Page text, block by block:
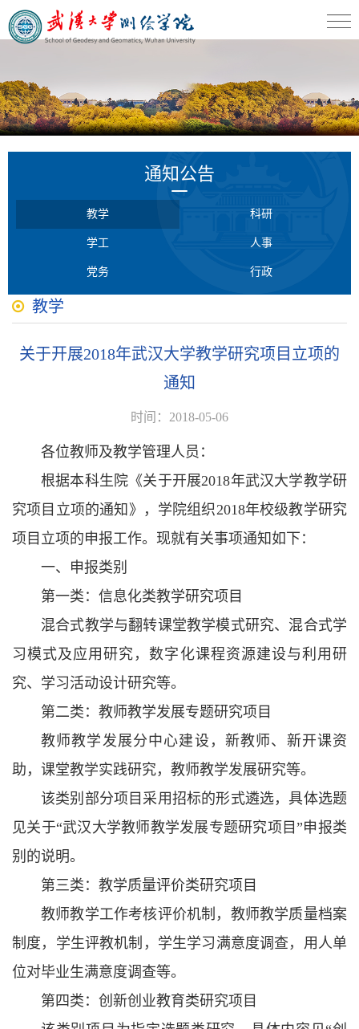
通知公告
教学 科研
学工 人事
党务 行政
教学
关于开展2018年武汉大学教学研究项目立项的
通知
时间：2018-05-06
各位教师及教学管理人员：
根据本科生院《关于开展2018年武汉大学教学研
究项目立项的通知》，学院组织2018年校级教学研究
项目立项的申报工作。现就有关事项通知如下：
一、申报类别
第一类：信息化类教学研究项目
混合式教学与翻转课堂教学模式研究、混合式学
习模式及应用研究，数字化课程资源建设与利用研
究、学习活动设计研究等。
第二类：教师教学发展专题研究项目
教师教学发展分中心建设，新教师、新开课资
助，课堂教学实践研究，教师教学发展研究等。
该类别部分项目采用招标的形式遴选，具体选题
见关于“武汉大学教师教学发展专题研究项目”申报类
别的说明。
第三类：教学质量评价类研究项目
教师教学工作考核评价机制，教师教学质量档案
制度，学生评教机制，学生学习满意度调查，用人单
位对毕业生满意度调查等。
第四类：创新创业教育类研究项目